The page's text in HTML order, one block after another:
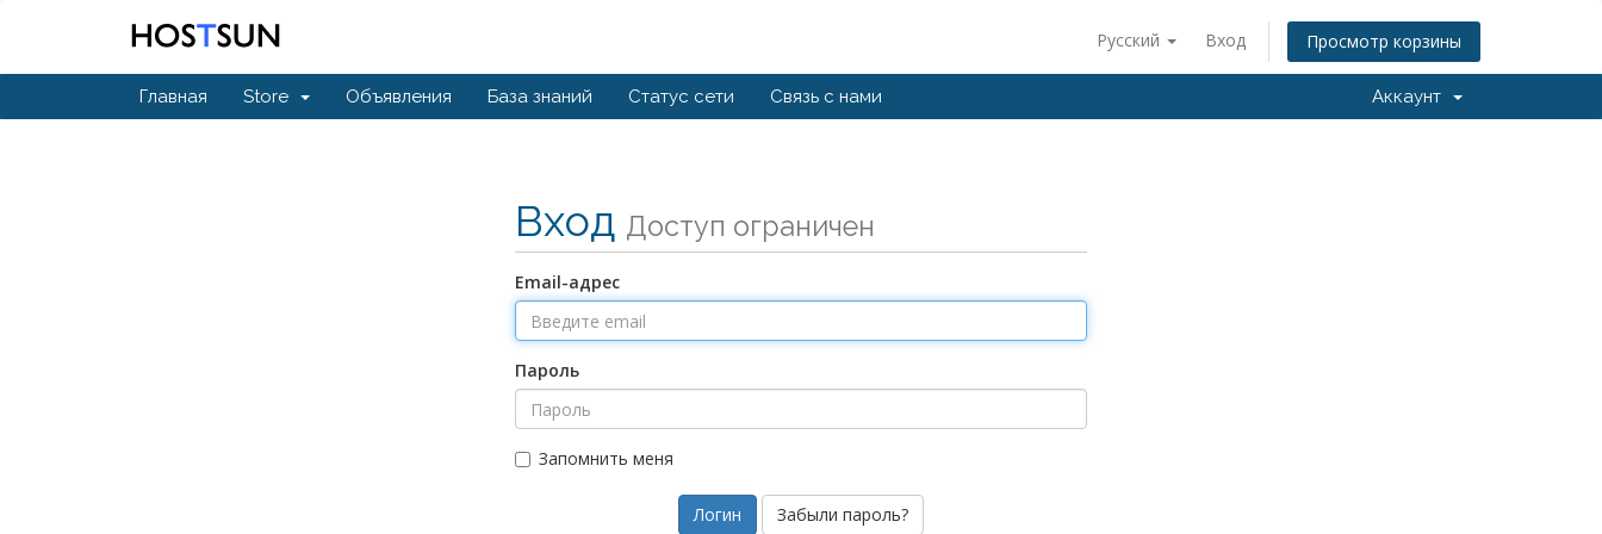
Русский Вход Просмотр корзины
Главная Store Объявления База знаний Статус сети Связь с нами Аккаунт
Вход Доступ ограничен
Email-адрес
Пароль
Запомнить меня
Забыли пароль?